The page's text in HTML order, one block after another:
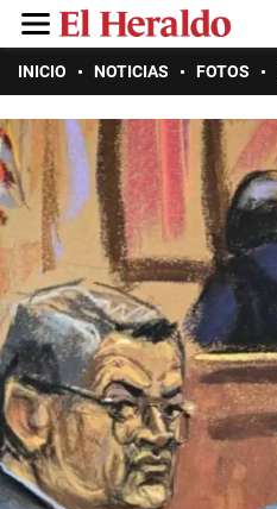
INICIO NOTICIAS FOTOS